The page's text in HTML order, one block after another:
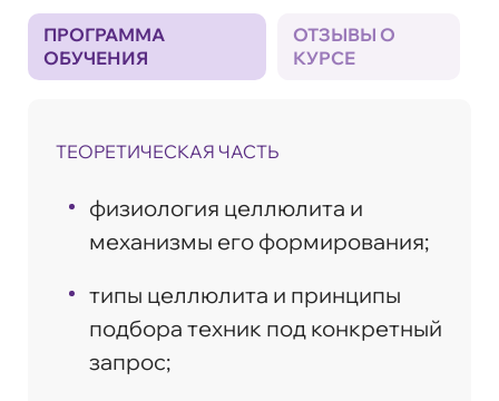
ПРОГРАММА
ОБУЧЕНИЯ
ОТЗЫВЫ О
КУРСЕ
ТЕОРЕТИЧЕСКАЯ ЧАСТЬ
физиология целлюлита и
механизмы его формирования;
типы целлюлита и принципы
подбора техник под конкретный
запрос;